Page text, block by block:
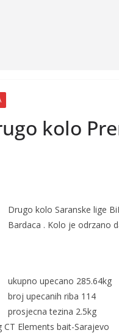
kolo
Drugo kolo Saranske lige
Bardaca . Kolo je odrzano
ukupno upecano 285.64kg
broj upecanih riba 114
prosjecna tezina 2.5kg
Elements bait-Sarajevo